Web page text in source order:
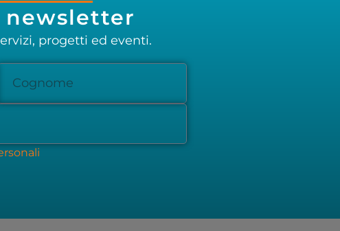
progetti ed eventi.